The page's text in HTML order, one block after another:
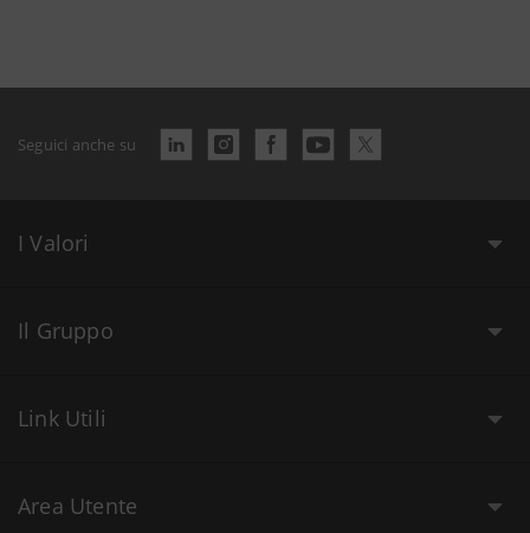
Seguici anche su
I Valori
Il Gruppo
Link Utili
Area Utente